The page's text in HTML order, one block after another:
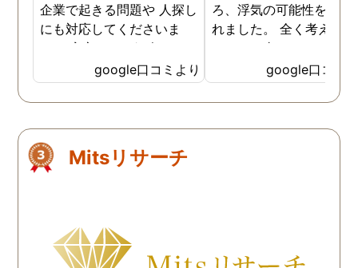
企業で起きる問題や 人探し
にも対応してくださいま
す。 安心してご紹介できる
信頼できる探偵事務所で
す。
google口コミより
ろ、浮気の可能性を指摘
れました。 全く考えて
なかった事で、もし浮気
していたとしてもどうや
て確かめたらいいのか聞
たら、探偵を使って調べ
山に探偵事務所があるこ
心的だし、調査自体も間
google口コミ
Mitsリサーチ